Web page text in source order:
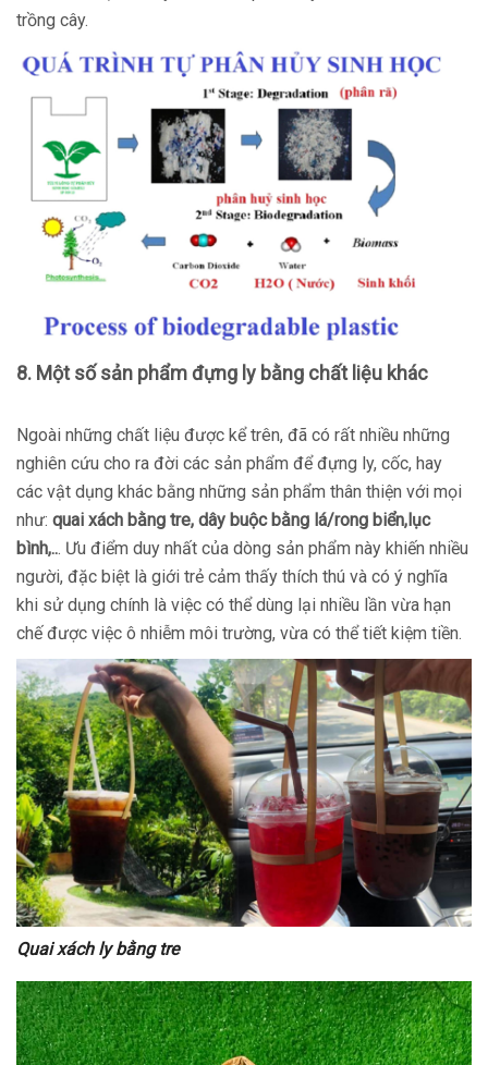
trồng cây.
8. Một số sản phẩm đựng ly bằng chất liệu khác
Ngoài những chất liệu được kể trên, đã có rất nhiều những
nghiên cứu cho ra đời các sản phẩm để đựng ly, cốc, hay
các vật dụng khác bằng những sản phẩm thân thiện với mọi
như: quai xách bằng tre, dây buộc bằng lá/rong biển,lục
bình,... Ưu điểm duy nhất của dòng sản phẩm này khiến nhiều
người, đặc biệt là giới trẻ cảm thấy thích thú và có ý nghĩa
khi sử dụng chính là việc có thể dùng lại nhiều lần vừa hạn
chế được việc ô nhiễm môi trường, vừa có thể tiết kiệm tiền.
Quai xách ly bằng tre